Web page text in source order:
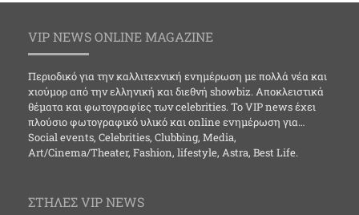
VIP NEWS ONLINE MAGAZINE
Περιοδικό για την καλλιτεχνική ενημέρωση με πολλά νέα και
χιούμορ από την ελληνική και διεθνή showbiz. Αποκλειστικά
θέματα και φωτογραφίες των celebrities. Το VIP news έχει
πλούσιο φωτογραφικό υλικό και online ενημέρωση για…
Social events, Celebrities, Clubbing, Media,
Art/Cinema/Theater, Fashion, lifestyle, Astra, Best Life.
ΣΤΗΛΕΣ VIP NEWS